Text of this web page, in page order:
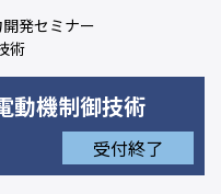
発セミナー
術
動機制御技術
受付終了